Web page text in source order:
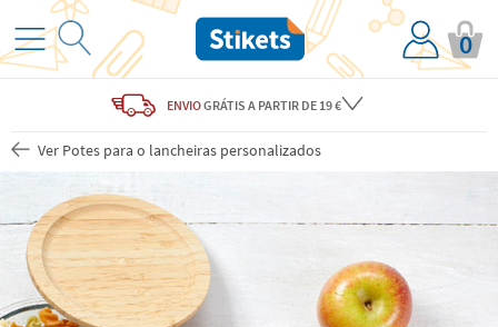
0
ENVIOGRÁTIS A PARTIR DE 19 €
Ver Potes para o lancheiras personalizados